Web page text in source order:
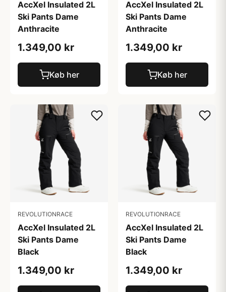
AccXel Insulated 2L
Ski Pants Dame
Anthracite
1.349,00 kr
Køb her
AccXel Insulated 2L
Ski Pants Dame
Anthracite
1.349,00 kr
Køb her
REVOLUTIONRACE
AccXel Insulated 2L
Ski Pants Dame
Black
1.349,00 kr
REVOLUTIONRACE
AccXel Insulated 2L
Ski Pants Dame
Black
1.349,00 kr